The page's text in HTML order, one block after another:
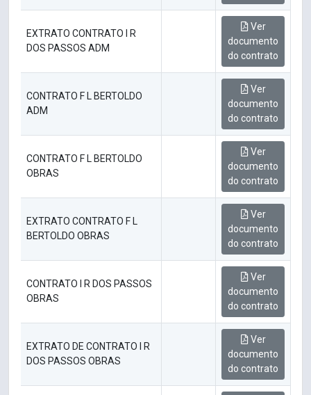
EXTRATO CONTRATO I R
DOS PASSOS ADM
Ver
documento
do contrato
CONTRATO F L BERTOLDO
ADM
Ver
documento
do contrato
CONTRATO F L BERTOLDO
OBRAS
Ver
documento
do contrato
EXTRATO CONTRATO F L
BERTOLDO OBRAS
Ver
documento
do contrato
CONTRATO I R DOS PASSOS
OBRAS
Ver
documento
do contrato
EXTRATO DE CONTRATO I R
DOS PASSOS OBRAS
Ver
documento
do contrato